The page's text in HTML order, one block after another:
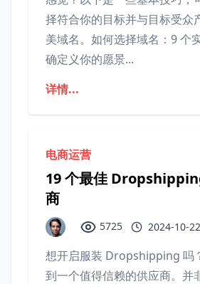
择符合你的目标并与目标受众
美域名。如何选择域名：9 个
确定义你的愿景...
详情...
电商运营
19 个最佳
商
5725 2024-10-
想开启服装 Dropshipping 吗
到一个值得信赖的供应商。并